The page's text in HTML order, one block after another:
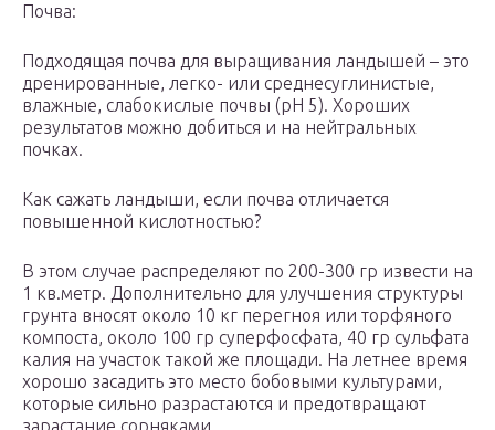
Почва:
Подходящая почва для выращивания ландышей – это
дренированные, легко- или среднесуглинистые,
влажные, слабокислые почвы (рН 5). Хороших
результатов можно добиться и на нейтральных
почках.
Как сажать ландыши, если почва отличается
повышенной кислотностью?
В этом случае распределяют по 200-300 гр извести на
1 кв.метр. Дополнительно для улучшения структуры
грунта вносят около 10 кг перегноя или торфяного
компоста, около 100 гр суперфосфата, 40 гр сульфата
калия на участок такой же площади. На летнее время
хорошо засадить это место бобовыми культурами,
которые сильно разрастаются и предотвращают
зарастание сорняками.